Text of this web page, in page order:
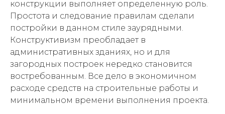
конструкции выполняет определенную роль.
Простота и следование правилам сделали
постройки в данном стиле заурядными.
Конструктивизм преобладает в
административных зданиях, но и для
загородных построек нередко становится
востребованным. Все дело в экономичном
расходе средств на строительные работы и
минимальном времени выполнения проекта.